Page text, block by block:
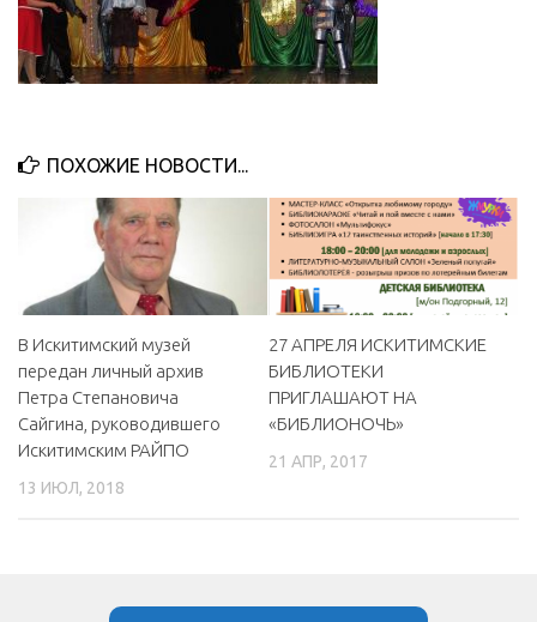
ПОХОЖИЕ НОВОСТИ...
В Искитимский музей
передан личный архив
Петра Степановича
Сайгина, руководившего
Искитимским РАЙПО
13 ИЮЛ, 2018
27 АПРЕЛЯ ИСКИТИМСКИЕ
БИБЛИОТЕКИ
ПРИГЛАШАЮТ НА
«БИБЛИОНОЧЬ»
21 АПР, 2017